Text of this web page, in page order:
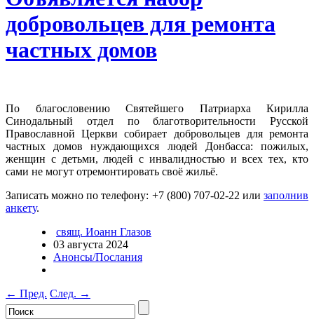
добровольцев для ремонта
частных домов
По благословению Святейшего Патриарха Кирилла
Синодальный отдел по благотворительности Русской
Православной Церкви собирает добровольцев для ремонта
частных домов нуждающихся людей Донбасса: пожилых,
женщин с детьми, людей с инвалидностью и всех тех, кто
сами не могут отремонтировать своё жильё.
Записать можно по телефону: +7 (800) 707-02-22 или заполнив
анкету.
свящ. Иоанн Глазов
03 августа 2024
Анонсы/Послания
← Пред. След. →